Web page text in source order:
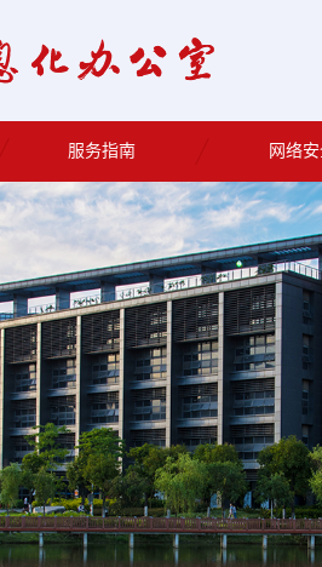
服务指南 网络